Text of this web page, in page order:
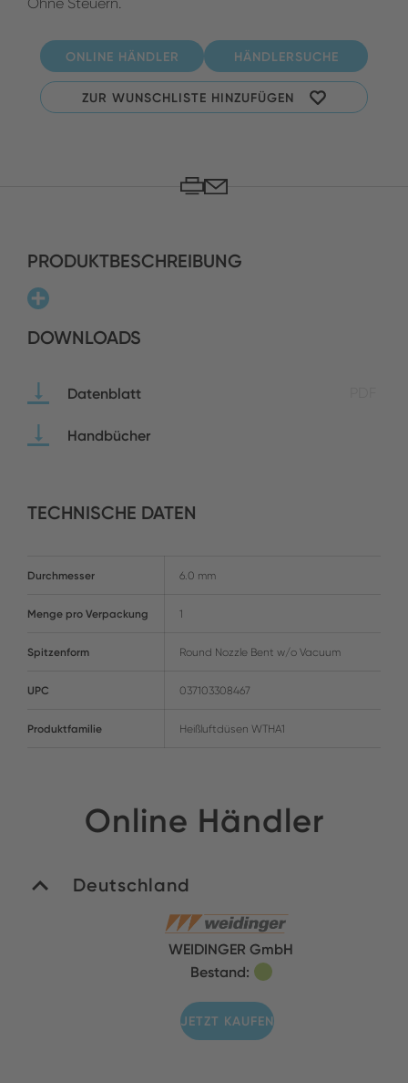
ONLINE HÄNDLER HÄNDLERSUCHE
ZUR WUNSCHLISTE HINZUFÜGEN
PRODUKTBESCHREIBUNG
DOWNLOADS
Datenblatt
Handbücher
TECHNISCHE DATEN
Durchmesser 6.0 mm
Menge pro Verpackung 1
Spitzenform Round Nozzle Bent w/o Vacuum
UPC 037103308467
Produktfamilie Heißluftdüsen WTHA1
Online Händler
Deutschland
WEIDINGER GmbH
Bestand:
JETZT KAUFEN